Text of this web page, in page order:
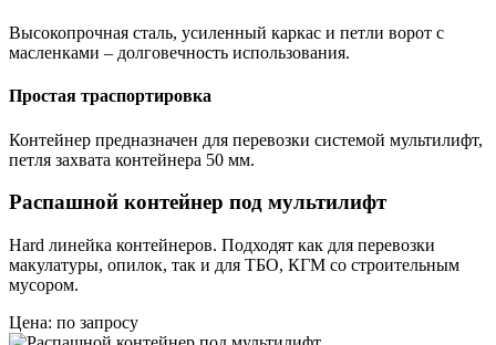
Высокопрочная сталь, усиленный каркас и петли ворот с
масленками – долговечность использования.
Простая траспортировка
Контейнер предназначен для перевозки системой мультилифт,
петля захвата контейнера 50 мм.
Распашной контейнер под мультилифт
Hard линейка контейнеров. Подходят как для перевозки
макулатуры, опилок, так и для ТБО, КГМ со строительным
мусором.
Цена: по запросу